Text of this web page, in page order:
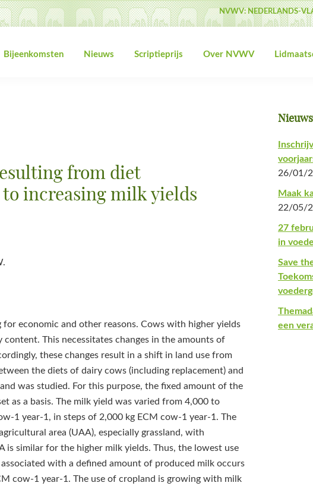
NVWV: NEDERLANDS-
Bijeenkomsten Nieuws Scriptieprijs Over NVWV
from diet
increasing milk yields
economic and other reasons. Cows with higher yields
This necessitates changes in the amounts of
these changes result in a shift in land use from
the diets of dairy cows (including replacement) and
was studied. For this purpose, the fixed amount of the
as a basis. The milk yield was varied from 4,000 to
year‑1, in steps of 2,000 kg ECM cow‑1 year‑1. The
area (UAA), especially grassland, with
is similar for the higher milk yields. Thus, the lowest use
with a defined amount of produced milk occurs
cow‑1 year‑1. The use of cropland is growing with milk
Nieuws
26/01/
Maak
22/05/
27
in
Save
een